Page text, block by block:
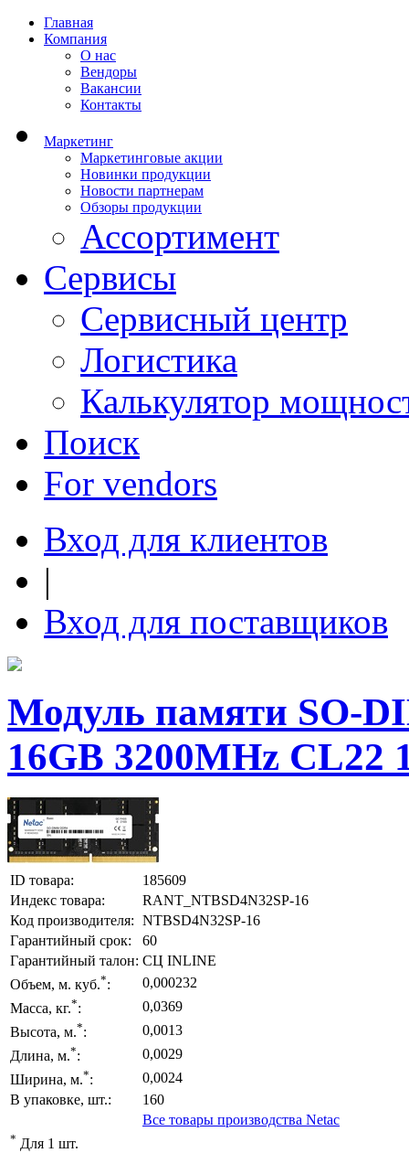
Главная
Компания
О нас
Вендоры
Вакансии
Контакты
Маркетинг
Маркетинговые акции
Новинки продукции
Новости партнерам
Обзоры продукции
Ассортимент
Сервисы
Сервисный центр
Логистика
Калькулятор
Поиск
For vendors
Вход для клиентов
|
Вход для поставщиков
Модуль памяти SO-
16GB 3200MHz CL22
ID товара:
185609
Индекс товара:
RANT_NTBSD4N32SP-16
Код производителя: NTBSD4N32SP-16
Гарантийный срок:
60
Гарантийный талон: СЦ INLINE
Объем, м. куб.*:
0,000232
Масса, кг.*:
0,0369
Высота, м.*:
0,0013
Длина, м.*:
0,0029
Ширина, м.*:
0,0024
В упаковке, шт.:
160
Все товары производства Netac
* Для 1 шт.